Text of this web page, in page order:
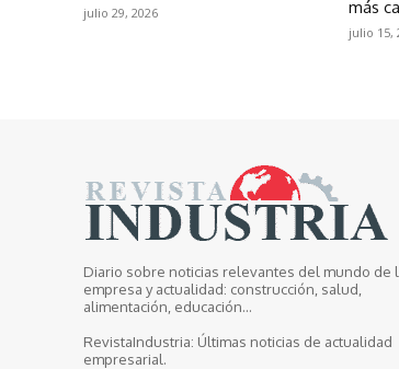
julio 29, 2026
más
julio 15,
Diario sobre noticias relevantes del mundo de
empresa y actualidad: construcción, salud,
alimentación, educación...
RevistaIndustria: Últimas noticias de actualidad
empresarial.